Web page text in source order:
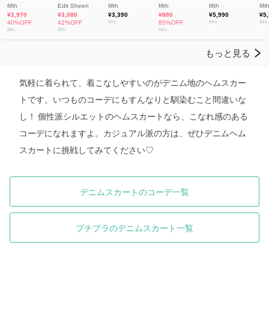
気軽に着られて、着こなしやすいのがデニム地のヘムスカー
トです。いつものコーデにもすんなりと馴染むこと間違いな
し！ 個性派シルエットのヘムスカートなら、こなれ感のある
コーデになれますよ。カジュアル派の方は、ぜひデニムヘム
スカートに挑戦してみてください♡
デニムスカートのコーデ一覧
プチプラのデニムスカート一覧